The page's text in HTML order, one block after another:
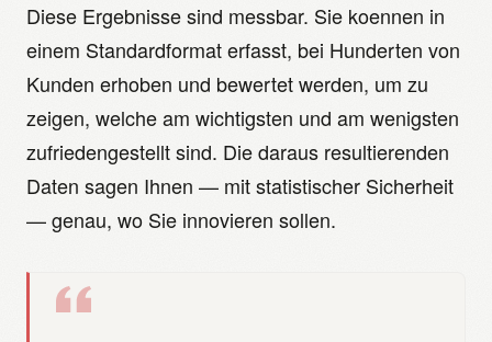
Diese Ergebnisse sind messbar. Sie koennen in
einem Standardformat erfasst, bei Hunderten von
Kunden erhoben und bewertet werden, um zu
zeigen, welche am wichtigsten und am wenigsten
zufriedengestellt sind. Die daraus resultierenden
Daten sagen Ihnen — mit statistischer Sicherheit
— genau, wo Sie innovieren sollen.